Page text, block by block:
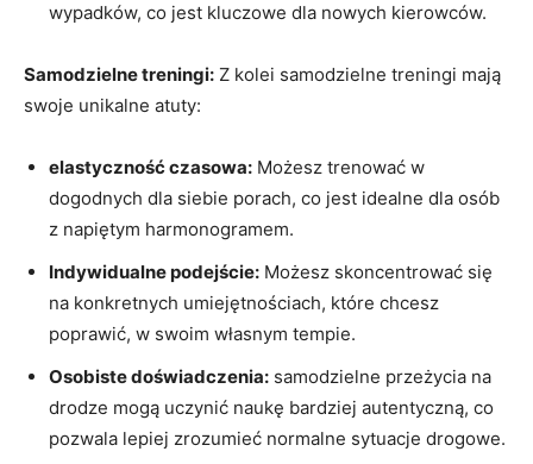
⁣wypadków, co jest kluczowe dla nowych kierowców.
Samodzielne treningi: Z kolei samodzielne treningi ​mają⁣
swoje ⁣unikalne atuty:
elastyczność czasowa: Możesz ⁢trenować w
dogodnych⁤ dla ⁣siebie porach, ‌co jest idealne dla osób
z ⁢napiętym ‍harmonogramem.
Indywidualne podejście: Możesz skoncentrować się
na​ konkretnych umiejętnościach, które chcesz
poprawić, w​ swoim własnym tempie.
Osobiste doświadczenia: samodzielne ​przeżycia na
drodze mogą‌ uczynić naukę bardziej autentyczną, ‍co
‌pozwala lepiej zrozumieć normalne‌ sytuacje drogowe.